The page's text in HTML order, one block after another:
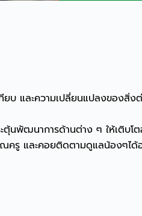
ยบ และความเปลี่ยนแปลงของสิ่
นพัฒนาการด้านต่าง ๆ ให้เติบโ
ครู และคอยติดตามดูแลน้องๆได้